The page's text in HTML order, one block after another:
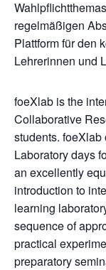
regelmäßigen
Plattform für den
Lehrerinnen und
foeXlab is the
Collaborative
students.
Laboratory days
an excellently
introduction to
learning
sequence of
practical
preparatory